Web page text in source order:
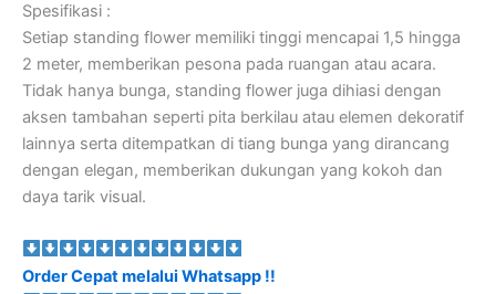
Spesifikasi :
Setiap standing flower memiliki tinggi mencapai 1,5 hingga
2 meter, memberikan pesona pada ruangan atau acara.
Tidak hanya bunga, standing flower juga dihiasi dengan
aksen tambahan seperti pita berkilau atau elemen dekoratif
lainnya serta ditempatkan di tiang bunga yang dirancang
dengan elegan, memberikan dukungan yang kokoh dan
daya tarik visual.
Order Cepat melalui Whatsapp !!